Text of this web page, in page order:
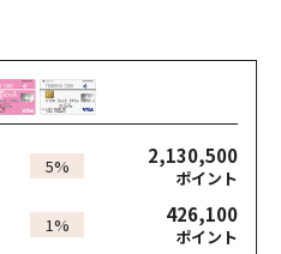
5% 2,130,500
ポイント
1% 426,100
ポイント